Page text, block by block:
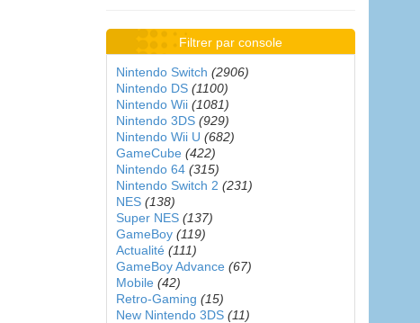
Filtrer par console
Nintendo Switch (2906)
Nintendo DS (1100)
Nintendo Wii (1081)
Nintendo 3DS (929)
Nintendo Wii U (682)
GameCube (422)
Nintendo 64 (315)
Nintendo Switch 2 (231)
NES (138)
Super NES (137)
GameBoy (119)
Actualité (111)
GameBoy Advance (67)
Mobile (42)
Retro-Gaming (15)
New Nintendo 3DS (11)